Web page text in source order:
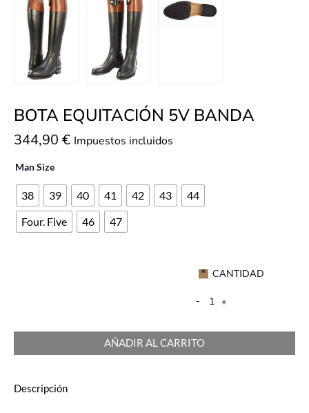
BOTA EQUITACIÓN 5V BANDA
344,90 € Impuestos incluidos
Man Size
38 39 40 41 42 43
44
Four. Five
46 47
CANTIDAD
- +
AÑADIR AL CARRITO
Descripción